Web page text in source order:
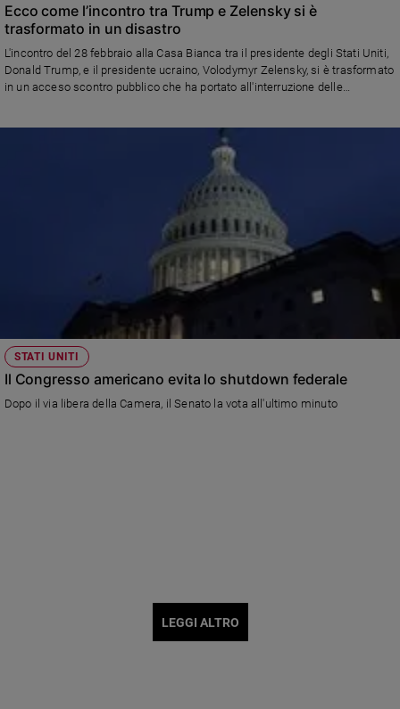
Ecco come l’incontro tra Trump e Zelensky si è
trasformato in un disastro
L'incontro del 28 febbraio alla Casa Bianca tra il presidente degli Stati Uniti,
Donald Trump, e il presidente ucraino, Volodymyr Zelensky, si è trasformato
in un acceso scontro pubblico che ha portato all'interruzione delle
trasformando lo studio ovale in una succursale del Cremlino
STATI UNITI
Il Congresso americano evita lo shutdown federale
Dopo il via libera della Camera, il Senato la vota all'ultimo minuto
LEGGI ALTRO